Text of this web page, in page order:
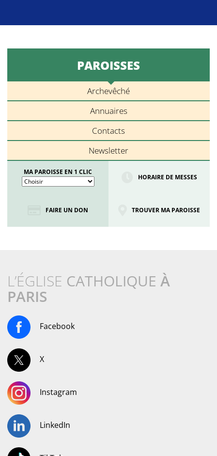
PAROISSES
Archevêché
Annuaires
Contacts
Newsletter
MA PAROISSE EN 1 CLIC
HORAIRE DE MESSES
FAIRE UN DON TROUVER MA PAROISSE
L’ÉGLISE CATHOLIQUE À
PARIS
Facebook
X
Instagram
LinkedIn